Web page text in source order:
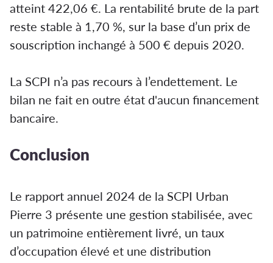
atteint 422,06 €. La rentabilité brute de la part
reste stable à 1,70 %, sur la base d’un prix de
souscription inchangé à 500 € depuis 2020.
La SCPI n’a pas recours à l’endettement. Le
bilan ne fait en outre état d'aucun financement
bancaire.
Conclusion
Le rapport annuel 2024 de la SCPI Urban
Pierre 3 présente une gestion stabilisée, avec
un patrimoine entièrement livré, un taux
d’occupation élevé et une distribution